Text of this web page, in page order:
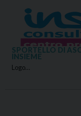
SPORTELLO DI
INSIEME
Logo…